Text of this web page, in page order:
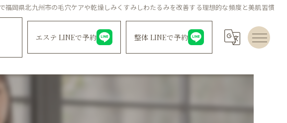
福岡県北九州市の毛穴ケアや乾燥しみくすみしわたるみを改善する理想的な頻度と美肌習慣
エステ LINEで予約 整体 LINEで予約